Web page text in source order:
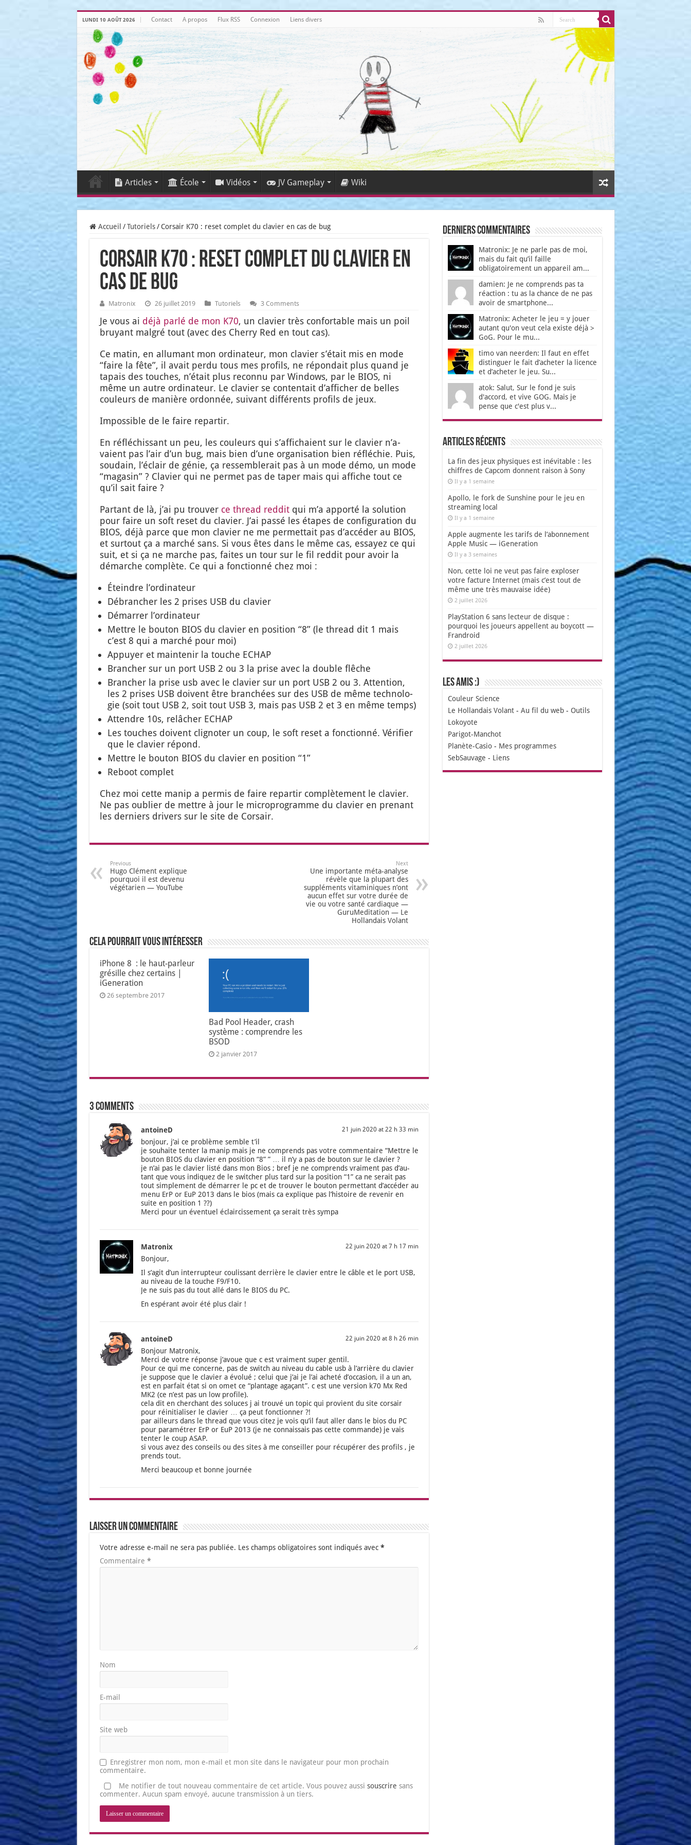
LUNDI 10 AOÛT 2026 Contact A propos Flux RSS Connexion Liens divers
Articles École Vidéos JV Gameplay Wiki
Accueil / Tutoriels / Corsair K70 : reset complet du clavier en cas de bug
Corsair K70 : reset complet du clavier en
cas de bug
Matronix 26 juillet 2019 Tutoriels 3 Comments
Je vous ai déjà par­lé de mon K70, un cla­vier très confor­table mais un poil
bruyant mal­gré tout (avec des Cher­ry Red en tout cas).
Ce matin, en allu­mant mon ordi­na­teur, mon cla­vier s’é­tait mis en mode
“faire la fête”, il avait per­du tous mes pro­fils, ne répon­dait plus quand je
tapais des touches, n’é­tait plus recon­nu par Win­dows, par le BIOS, ni
même un autre ordi­na­teur. Le cla­vier se conten­tait d’af­fi­cher de belles
cou­leurs de manière ordon­née, sui­vant dif­fé­rents pro­fils de jeux.
Impos­sible de le faire repar­tir.
En réflé­chis­sant un peu, les cou­leurs qui s’af­fi­chaient sur le cla­vier n’a­
vaient pas l’air d’un bug, mais bien d’une orga­ni­sa­tion bien réflé­chie. Puis,
sou­dain, l’é­clair de génie, ça res­sem­ble­rait pas à un mode démo, un mode
“maga­sin” ? Cla­vier qui ne per­met pas de taper mais qui affiche tout ce
qu’il sait faire ?
Par­tant de là, j’ai pu trou­ver ce thread red­ditqui m’a appor­té la solu­tion
pour faire un soft reset du cla­vier. J’ai pas­sé les étapes de confi­gu­ra­tion du
BIOS, déjà parce que mon cla­vier ne me per­met­tait pas d’ac­cé­der au BIOS,
et sur­tout ça a mar­ché sans. Si vous êtes dans le même cas, essayez ce qui
suit, et si ça ne marche pas, faites un tour sur le fil red­dit pour avoir la
démarche com­plète. Ce qui a fonc­tion­né chez moi :
Éteindre l’or­di­na­teur
Débran­cher les 2 prises USB du cla­vier
Démar­rer l’or­di­na­teur
Mettre le bou­ton BIOS du cla­vier en posi­tion “8” (le thread dit 1 mais
c’est 8 qui a mar­ché pour moi)
Appuyer et main­te­nir la touche ECHAP
Bran­cher sur un port USB 2 ou 3 la prise avec la double flêche
Bran­cher la prise usb avec le cla­vier sur un port USB 2 ou 3. Atten­tion,
les 2 prises USB doivent être bran­chées sur des USB de même tech­no­lo­
gie (soit tout USB 2, soit tout USB 3, mais pas USB 2 et 3 en même temps)
Attendre 10s, relâ­cher ECHAP
Les touches doivent cli­gno­ter un coup, le soft reset a fonc­tion­né. Véri­fier
que le cla­vier répond.
Mettre le bou­ton BIOS du cla­vier en posi­tion “1”
Reboot com­plet
Chez moi cette manip a per­mis de faire repar­tir com­plè­te­ment le cla­vier.
Ne pas oublier de mettre à jour le micro­pro­gramme du cla­vier en pre­nant
les der­niers dri­vers sur le site de Cor­sair.
Previous
Hugo Clément explique
pourquoi il est devenu
végétarien — YouTube
Next
Une importante méta-analyse
révèle que la plupart des
suppléments vitaminiques n’ont
aucun effet sur votre durée de
vie ou votre santé cardiaque —
GuruMeditation — Le
Hollandais Volant
Cela pourrait vous intéresser
iPhone 8 : le haut-parleur
grésille chez certains |
iGeneration
26 septembre 2017
Bad Pool Header, crash
système : comprendre les
BSOD
2 janvier 2017
3 comments
antoineD 21 juin 2020 at 22 h 33 min
bon­jour, j’ai ce pro­blème semble t’il
je sou­haite ten­ter la manip mais je ne com­prends pas votre com­men­taire “Mettre le
bou­ton BIOS du cla­vier en posi­tion “8” ” … il n’y a pas de bou­ton sur le cla­vier ?
je n’ai pas le cla­vier lis­té dans mon Bios ; bref je ne com­prends vrai­ment pas d’au­
tant que vous indi­quez de le swit­cher plus tard sur la posi­tion “1” ca ne serait pas
tout sim­ple­ment de démar­rer le pc et de trou­ver le bou­ton per­met­tant d’ac­cé­der au
menu ErP or EuP 2013 dans le bios (mais ca explique pas l’his­toire de reve­nir en
suite en posi­tion 1 ??)
Mer­ci pour un éven­tuel éclair­cis­se­ment ça serait très sym­pa
Matronix 22 juin 2020 at 7 h 17 min
Bon­jour,
Il s’a­git d’un inter­rup­teur cou­lis­sant der­rière le cla­vier entre le câble et le port USB,
au niveau de la touche F9/F10.
Je ne suis pas du tout allé dans le BIOS du PC.
En espé­rant avoir été plus clair !
antoineD 22 juin 2020 at 8 h 26 min
Bon­jour Matro­nix,
Mer­ci de votre réponse j’a­voue que c est vrai­ment super gen­til.
Pour ce qui me concerne, pas de switch au niveau du cable usb à l’ar­rière du cla­vier
je sup­pose que le cla­vier a évo­lué ; celui que j’ai je l’ai ache­té d’oc­ca­sion, il a un an,
est en par­fait état si on omet ce “plan­tage aga­çant”. c est une ver­sion k70 Mx Red
MK2 (ce n’est pas un low pro­file).
cela dit en cher­chant des soluces j ai trou­vé un topic qui pro­vient du site cor­sair
pour réini­tia­li­ser le cla­vier … ça peut fonc­tion­ner ?!
par ailleurs dans le thread que vous citez je vois qu’il faut aller dans le bios du PC
pour para­mé­trer ErP or EuP 2013 (je ne connais­sais pas cette com­mande) je vais
ten­ter le coup ASAP.
si vous avez des conseils ou des sites à me conseiller pour récu­pé­rer des pro­fils , je
prends tout.
Mer­ci beau­coup et bonne jour­née
Laisser un commentaire
Votre adresse e-mail ne sera pas publiée. Les champs obligatoires sont indiqués avec *
Commentaire *
Nom
E-mail
Site web
Enregistrer mon nom, mon e-mail et mon site dans le navigateur pour mon prochain
commentaire.
Me notifier de tout nouveau commentaire de cet article. Vous pouvez aussi souscrire sans
commenter. Aucun spam envoyé, aucune transmission à un tiers.
Derniers Commentaires
Matronix: Je ne parle pas de moi,
mais du fait qu’il faille
obligatoirement un appareil am...
damien: Je ne comprends pas ta
réaction : tu as la chance de ne pas
avoir de smartphone...
Matronix: Acheter le jeu = y jouer
autant qu'on veut cela existe déjà >
GoG. Pour le mu...
timo van neerden: Il faut en effet
distinguer le fait d’acheter la licence
et d’acheter le jeu. Su...
atok: Salut, Sur le fond je suis
d'accord, et vive GOG. Mais je
pense que c'est plus v...
Articles récents
La fin des jeux physiques est inévitable : les
chiffres de Capcom donnent raison à Sony
Il y a 1 semaine
Apollo, le fork de Sunshine pour le jeu en
streaming local
Il y a 1 semaine
Apple augmente les tarifs de l’abonnement
Apple Music — iGeneration
Il y a 3 semaines
Non, cette loi ne veut pas faire exploser
votre facture Internet (mais c’est tout de
même une très mauvaise idée)
2 juillet 2026
PlayStation 6 sans lecteur de disque :
pourquoi les joueurs appellent au boycott —
Frandroid
2 juillet 2026
Les amis :)
Couleur Science
Le Hollandais Volant- Au fil du web- Outils
Lokoyote
Parigot-Manchot
Planète-Casio- Mes programmes
SebSauvage - Liens